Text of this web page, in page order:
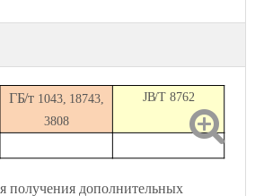
ГБ/т 1043, 18743,
3808
JB/T 8762
получения дополнительных